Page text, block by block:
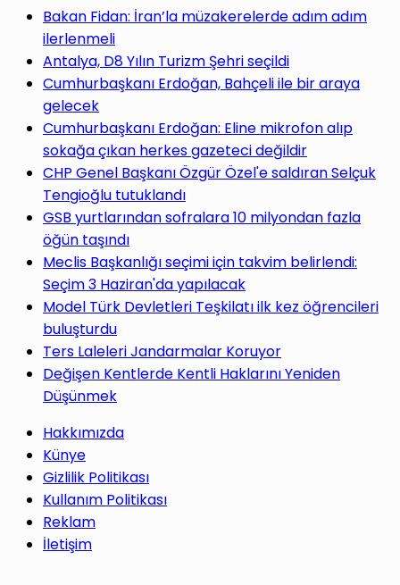
yap
...
Bakan Fidan: İran’la müzakerelerde adım adım
ilerlenmeli
Antalya, D8 Yılın Turizm Şehri seçildi
Cumhurbaşkanı Erdoğan, Bahçeli ile bir araya
gelecek
Cumhurbaşkanı Erdoğan: Eline mikrofon alıp
sokağa çıkan herkes gazeteci değildir
CHP Genel Başkanı Özgür Özel'e saldıran Selçuk
Tengioğlu tutuklandı
GSB yurtlarından sofralara 10 milyondan fazla
öğün taşındı
Meclis Başkanlığı seçimi için takvim belirlendi:
Seçim 3 Haziran'da yapılacak
Model Türk Devletleri Teşkilatı ilk kez öğrencileri
buluşturdu
Ters Laleleri Jandarmalar Koruyor
Değişen Kentlerde Kentli Haklarını Yeniden
Düşünmek
Hakkımızda
Künye
Gizlilik Politikası
Kullanım Politikası
Reklam
İletişim